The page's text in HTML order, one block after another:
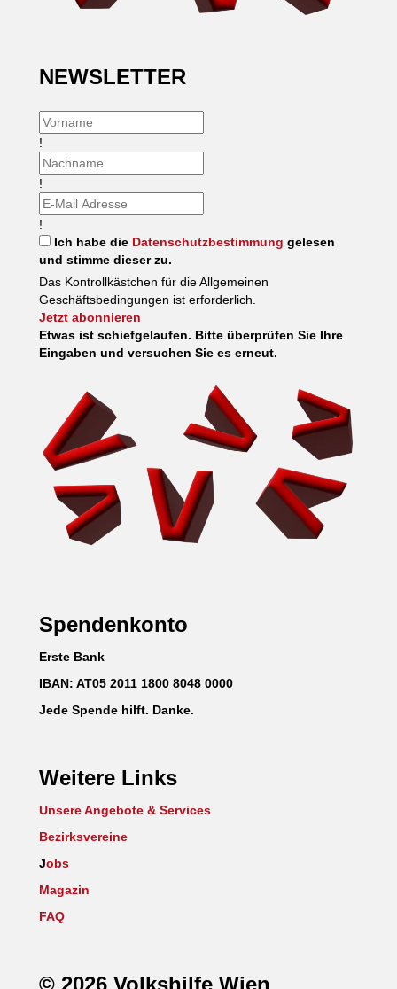
NEWSLETTER
!
!
!
Ich habe die Datenschutzbestimmung gelesen
und stimme dieser zu.
Das Kontrollkästchen für die Allgemeinen
Geschäftsbedingungen ist erforderlich.
Jetzt abonnieren
Etwas ist schiefgelaufen. Bitte überprüfen Sie Ihre
Eingaben und versuchen Sie es erneut.
Spendenkonto
Erste Bank
IBAN: AT05 2011 1800 8048 0000
Jede Spende hilft. Danke.
Weitere Links
Unsere Angebote & Services
Bezirksvereine
Jobs
Magazin
FAQ
© 2026 Volkshilfe Wien